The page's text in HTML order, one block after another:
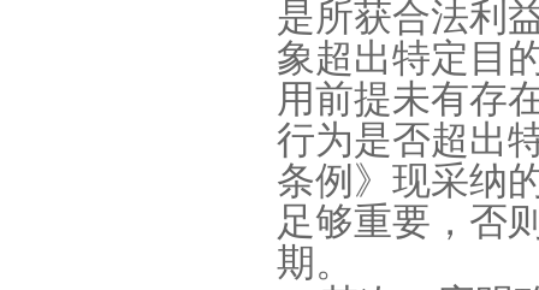
是所获合法利
象超出特定目
用前提未有存
行为是否超出
条例》现采纳
足够重要，否
期。